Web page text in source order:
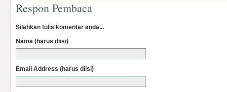
Respon Pembaca
Silahkan tulis komentar anda...
Nama (harus diisi)
Email Address (harus diisi)